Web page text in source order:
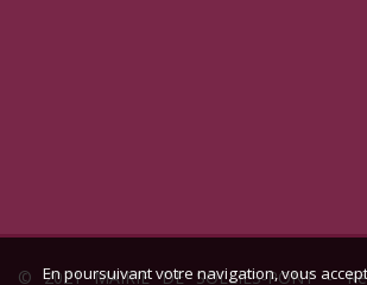
© 2021 MAIRIE DE SOLLIES-PONT -
En poursuivant votre navigation, vous